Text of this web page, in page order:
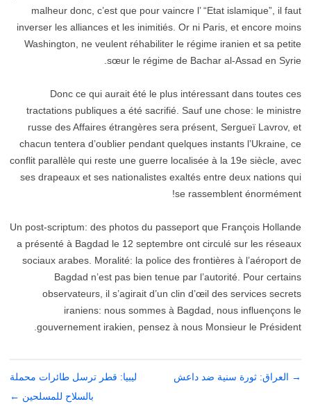
malheur donc, c’est que pour vaincre l’ “Etat islamique”, il faut
inverser les alliances et les inimitiés. Or ni Paris, et encore moins
Washington, ne veulent réhabiliter le régime iranien et sa petite
sœur le régime de Bachar al-Assad en Syrie.
Donc ce qui aurait été le plus intéressant dans toutes ces
tractations publiques a été sacrifié. Sauf une chose: le ministre
russe des Affaires étrangères sera présent, Sergueï Lavrov, et
chacun tentera d’oublier pendant quelques instants l’Ukraine, ce
conflit parallèle qui reste une guerre localisée à la 19e siècle, avec
ses drapeaux et ses nationalistes exaltés entre deux nations qui
se rassemblent énormément!
Un post-scriptum: des photos du passeport que François Hollande
a présenté à Bagdad le 12 septembre ont circulé sur les réseaux
sociaux arabes. Moralité: la police des frontières à l’aéroport de
Bagdad n’est pas bien tenue par l’autorité. Pour certains
observateurs, il s’agirait d’un clin d’œil des services secrets
iraniens: nous sommes à Bagdad, nous influençons le
gouvernement irakien, pensez à nous Monsieur le Président.
تصفّح
→ العراق: ثورة سنية ضد داعش
ليبيا: قطر ترسل طائرات محملة
بالسلاح للمسلحين ←